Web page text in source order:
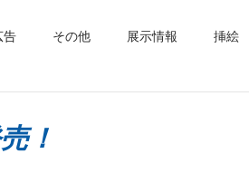
告 その他 展示情報 挿絵
！